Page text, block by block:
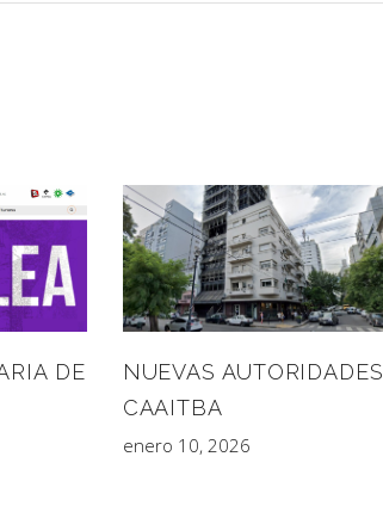
DE
NUEVAS AUTORIDADES
CAAITBA
enero 10, 2026